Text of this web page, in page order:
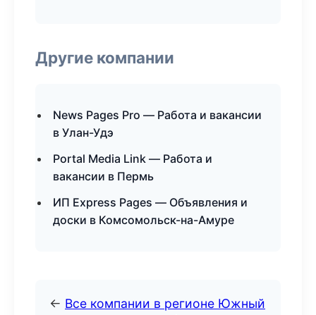
Другие компании
News Pages Pro — Работа и вакансии
в Улан-Удэ
Portal Media Link — Работа и
вакансии в Пермь
ИП Express Pages — Объявления и
доски в Комсомольск-на-Амуре
← Все компании в регионе Южный